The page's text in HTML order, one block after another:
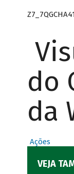
do
da
Ações
VEJA